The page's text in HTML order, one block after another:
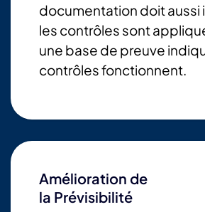
documentation doit aussi
les contrôles sont
une base de preuve
contrôles fonctionnent.
Amélioration de
la Prévisibilité